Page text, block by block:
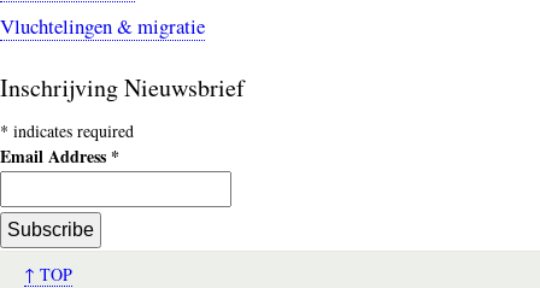
Vluchtelingen & migratie
Inschrijving Nieuwsbrief
* indicates required
Email Address *
↑ TOP